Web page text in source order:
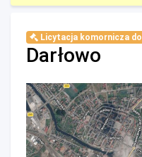
Licytacja komornicza
Darłowo